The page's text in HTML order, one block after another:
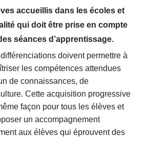
accueillis dans les écoles et
qui doit être prise en compte
séances d’apprentissage.
doivent permettre à
les compétences attendues
de connaissances, de
Cette acquisition progressive
façon pour tous les élèves et
un accompagnement
aux élèves qui éprouvent des